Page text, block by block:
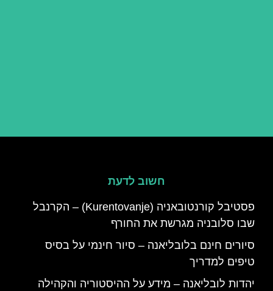
חשוב לדעת
פסטיבל קורנטובאניה (Kurentovanje) – הקרנבל
שבו סלובניה מגרשת את החורף
סיורים חינם בלובליאנה – סיור חינמי על בסיס
טיפים למדריך
יהדות לובליאנה – מידע על ההיסטוריה והקהילה